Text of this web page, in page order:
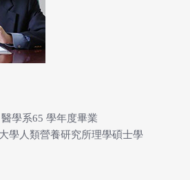
學系65 學年度畢業
學人類營養研究所理學碩士學